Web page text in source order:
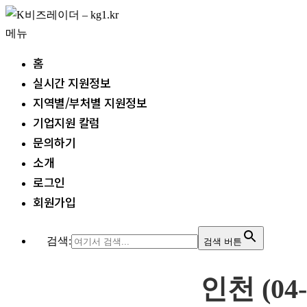
내
용
메뉴
홈
실시간 지원정보
지역별/부처별 지원정보
기업지원 칼럼
문의하기
소개
로그인
회원가입
검색: 검색 버튼
인천